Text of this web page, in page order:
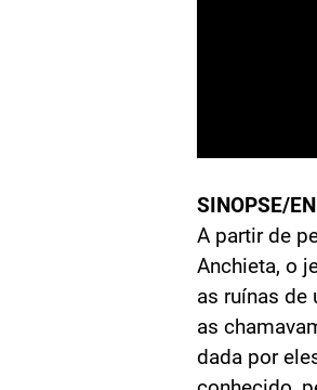
SINOPSE/
A partir de
Anchieta, o
as ruínas de
as
dada por